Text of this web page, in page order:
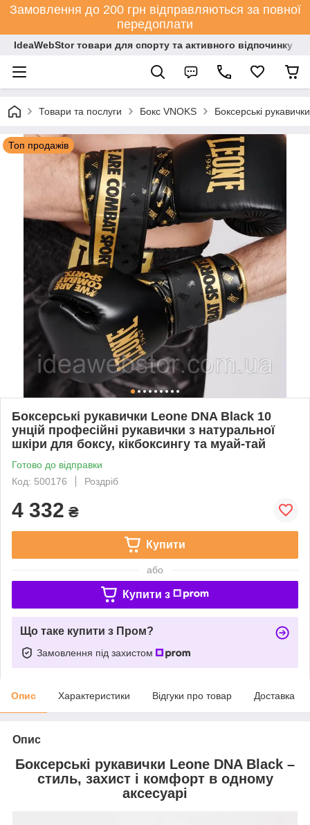
Замовлення до 200 грн відправляються за повної
передоплати
IdeaWebStor товари для спорту та активного відпочинку
Товари та послуги Бокс VNOKS Боксерські рукавички
Топ продажів
Боксерські рукавички Leone DNA Black 10
унцій професійні рукавички з натуральної
шкіри для боксу, кікбоксингу та муай-тай
Готово до відправки
Код: 500176
Роздріб
4 332 ₴
Купити
або
Купити з
Що таке купити з Пром?
Замовлення під захистом
Опис Характеристики Відгуки про товар Доставка
Опис
Боксерські рукавички Leone DNA Black –
стиль, захист і комфорт в одному
аксесуарі